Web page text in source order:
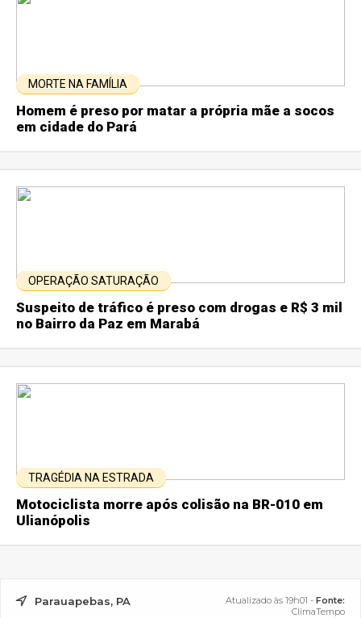
MORTE NA FAMÍLIA
Homem é preso por matar a própria mãe a socos
em cidade do Pará
OPERAÇÃO SATURAÇÃO
Suspeito de tráfico é preso com drogas e R$ 3 mil
no Bairro da Paz em Marabá
TRAGÉDIA NA ESTRADA
Motociclista morre após colisão na BR-010 em
Ulianópolis
Parauapebas, PA Atualizado às 19h01 - Fonte:
ClimaTempo